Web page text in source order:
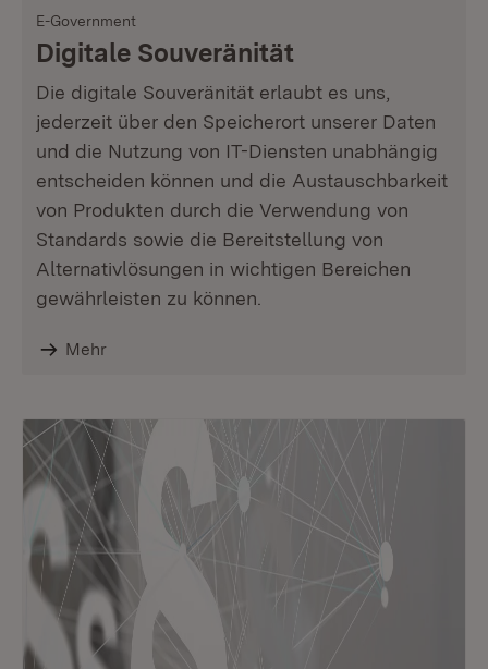
E-Government
Digitale Souveränität
Die digitale Souveränität erlaubt es uns,
jederzeit über den Speicherort unserer Daten
und die Nutzung von IT-Diensten unabhängig
entscheiden können und die Austauschbarkeit
von Produkten durch die Verwendung von
Standards sowie die Bereitstellung von
Alternativlösungen in wichtigen Bereichen
gewährleisten zu können.
Mehr